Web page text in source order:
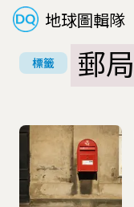
地球圖輯隊
標籤 郵局